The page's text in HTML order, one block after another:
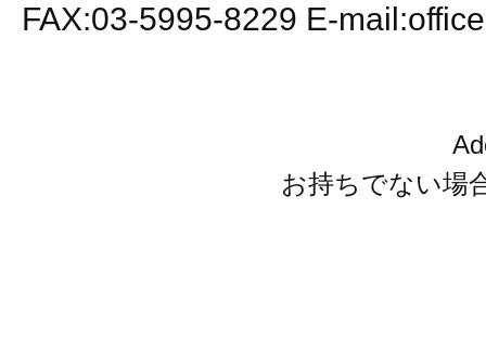
FAX:03-5995-8229 E-
お持ちでない場